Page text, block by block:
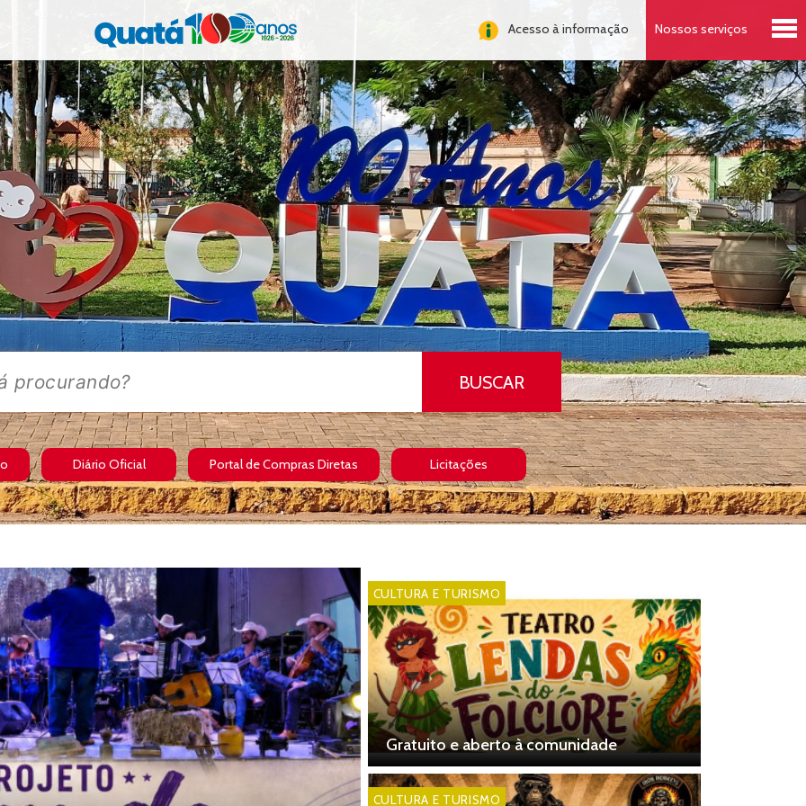
Acesso à informação Nossos serviços
BUSCAR
Diário Oficial Portal de Compras Diretas Licitações
CULTURA E TURISMO
Gratuito e aberto à comunidade
CULTURA E TURISMO